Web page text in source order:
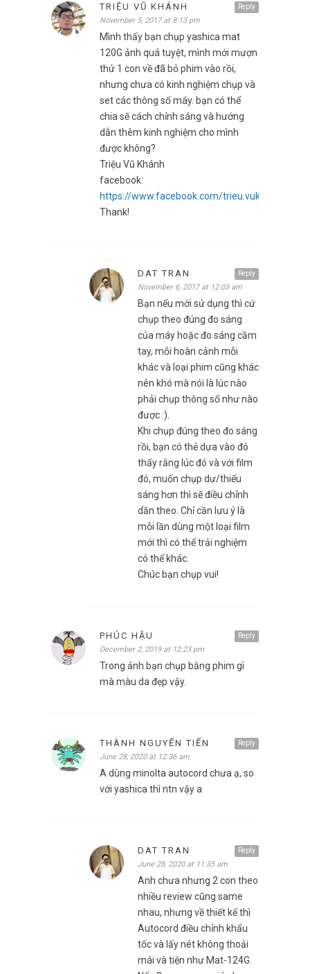
Reply
TRIỆU VŨ KHÁNH
November 5, 2017 at 8:13 pm
Mình thấy bạn chụp yashica mat
120G ảnh quá tuyệt, mình mới mượn
thử 1 con về đã bỏ phim vào rồi,
nhưng chưa có kinh nghiệm chụp và
set các thông số máy. bạn có thể
chia sẽ cách chỉnh sáng và hướng
dẫn thêm kinh nghiệm cho mình
được không?
Triệu Vũ Khánh
facebook:
https://www.facebook.com/trieu.vukhanh
Thank!
Reply
DAT TRAN
November 6, 2017 at 12:03 am
Bạn nếu mới sử dụng thì cứ
chụp theo đúng đo sáng
của máy hoặc đo sáng cầm
tay, mỗi hoàn cảnh mỗi
khác và loại phim cũng khác
nên khó mà nói là lúc nào
phải chụp thông số như nào
được :).
Khi chụp đúng theo đo sáng
rồi, bạn có thẻ dựa vào đó
thấy rằng lúc đó và với film
đó, muốn chụp dư/thiếu
sáng hơn thì sẽ điều chỉnh
dần theo. Chỉ cần lưu ý là
mỗi lần dùng một loại film
mới thì có thể trải nghiệm
có thể khác.
Chúc bạn chụp vui!
Reply
PHÚC HẬU
December 2, 2019 at 12:23 pm
Trong ảnh bạn chụp bằng phim gì
mà màu da đẹp vậy.
Reply
THÀNH NGUYỂN TIẾN
June 28, 2020 at 12:36 am
A dùng minolta autocord chưa ạ, so
với yashica thì ntn vậy a
Reply
DAT TRAN
June 28, 2020 at 11:35 am
Anh chưa nhưng 2 con theo
nhiều review cũng same
nhau, nhưng về thiết kế thì
Autocord điều chỉnh khẩu
tốc và lấy nét không thoải
mái và tiện như Mat-124G.